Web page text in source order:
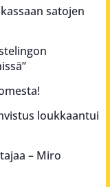
satojen
loukkaantui
– Miro